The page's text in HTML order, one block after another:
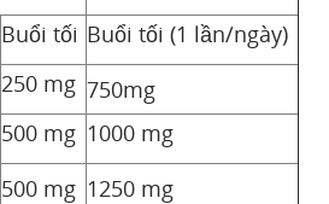
Buổi tối Buổi tối (1 lần/ngày)
250 mg 750mg
500 mg 1000 mg
500 mg 1250 mg